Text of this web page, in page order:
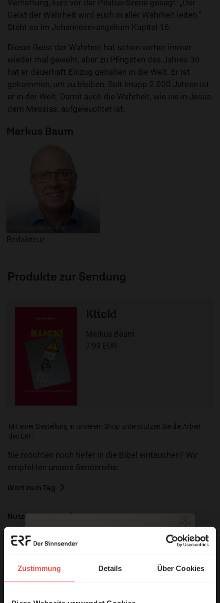
Zustimmung Details Über Cookies
Verhaftung, kurz vor der Pilatus-Szene gesagt: „Der
Geist der Wahrheit wird euch in aller Wahrheit leiten.“
Steht so im Johannesevangelium Kapitel 16.
Dieser Geist der Wahrheit hat schon vorher immer
wieder mal geweht, aber zu Pfingsten des Jahres 30
hat er dauerhaft Einzug gehalten in die Welt. Er ist
gekommen, um zu bleiben. Seit knapp 2.000 Jahren ist
er in der Welt. Damit auch die Wahrheit, wie sie in Jesus,
dem Messias, aufgeleuchtet ist.
Markus Baum
Redakteur
Produkte zur Sendung
Klick!
Markus Baum
7,99 EUR
Mit einer Bestellung in unserem Shop unterstützen Sie die Arbeit
des ERF.
Sie möchten noch tiefer in die Bibel eintauchen? Wir
empfehlen unsere Sendereihe:
Wort zum Tag
Nutzungsrechte
Ihr Kommentar